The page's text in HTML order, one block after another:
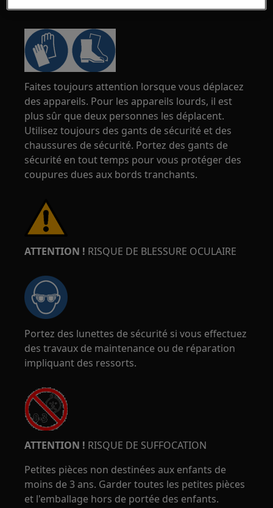
Faites toujours attention lorsque vous déplacez
des appareils. Pour les appareils lourds, il est
plus sûr que deux personnes les déplacent.
Utilisez toujours des gants de sécurité et des
chaussures de sécurité. Portez des gants de
sécurité en tout temps pour vous protéger des
coupures dues aux bords tranchants.
ATTENTION ! RISQUE DE BLESSURE OCULAIRE
Portez des lunettes de sécurité si vous effectuez
des travaux de maintenance ou de réparation
impliquant des ressorts.
ATTENTION ! RISQUE DE SUFFOCATION
Petites pièces non destinées aux enfants de
moins de 3 ans. Garder toutes les petites pièces
et l'emballage hors de portée des enfants.